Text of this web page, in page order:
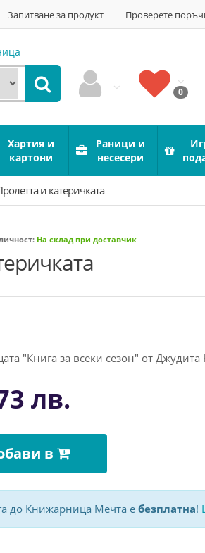
Запитване за продукт Проверете
0
Хартия и
картони
Раници и
несесери
и катеричката
На склад при доставчик
"Книга за всеки сезон" от Джудита
лв.
в
до Книжарница Мечта ебезплатна!